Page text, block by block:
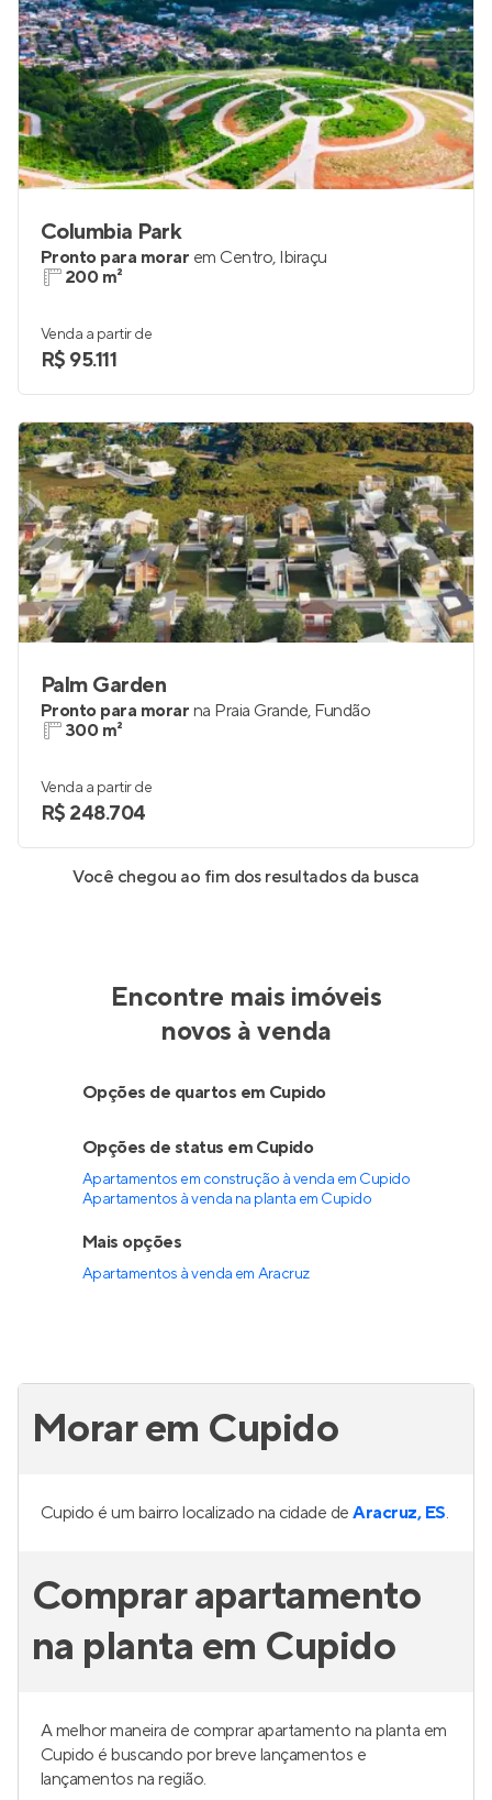
Columbia Park
Pronto para morar em Centro, Ibiraçu
200 m²
Venda a partir de
R$ 95.111
Palm Garden
Pronto para morar na Praia Grande, Fundão
300 m²
Venda a partir de
R$ 248.704
Você chegou ao fim dos resultados da busca
Encontre mais imóveis
novos à venda
Opções de quartos em Cupido
Opções de status em Cupido
Apartamentos em construção à venda em Cupido
Apartamentos à venda na planta em Cupido
Mais opções
Apartamentos à venda em Aracruz
Morar em Cupido
Cupido é um bairro localizado na cidade deAracruz, ES.
Comprar apartamento
na planta em Cupido
A melhor maneira de comprar apartamento na planta em
Cupido é buscando por breve lançamentos e
lançamentos na região.